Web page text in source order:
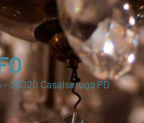
35020 Casalserugo PD